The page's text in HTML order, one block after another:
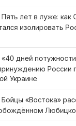
Пять лет в луже: как
изолировать
«40 дней
России
Украине
Бойцы «Востока»